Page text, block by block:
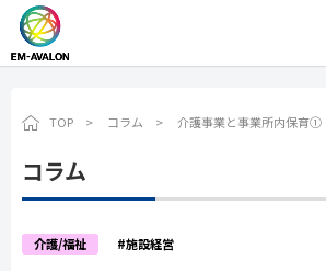
TOP コラム 介護事業と事業所内保育①
コラム
介護/福祉 #施設経営